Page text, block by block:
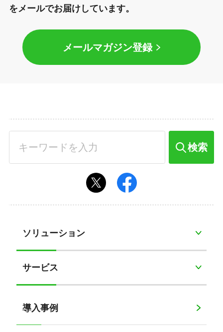
をメールでお届けしています。
メールマガジン登録
検索
ソリューション
サービス
導入事例